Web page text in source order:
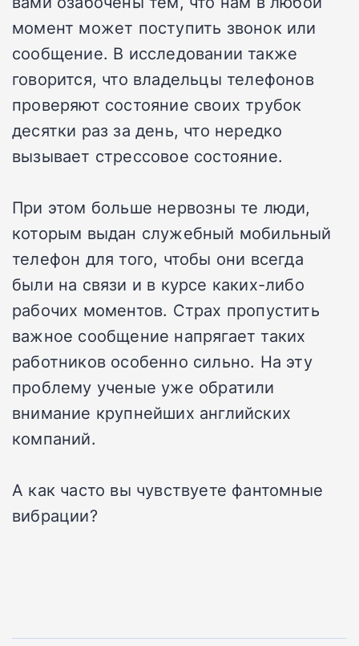
момент может поступить звонок или
сообщение. В исследовании также
говорится, что владельцы телефонов
проверяют состояние своих трубок
десятки раз за день, что нередко
вызывает стрессовое состояние.
При этом больше нервозны те люди,
которым выдан служебный мобильный
телефон для того, чтобы они всегда
были на связи и в курсе каких-либо
рабочих моментов. Страх пропустить
важное сообщение напрягает таких
работников особенно сильно. На эту
проблему ученые уже обратили
внимание крупнейших английских
компаний.
А как часто вы чувствуете фантомные
вибрации?